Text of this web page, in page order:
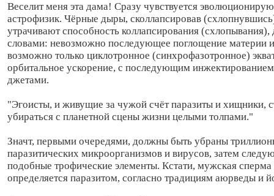
Веселит меня эта дама! Сразу чувствуется
астрофизик. Чёрные дыры, сколлапсировав
утрачивают способность коллапсирования (схлопывания),
словами: невозможно последующее поглощение материи
возможно только циклотронное (синхрофазотронное)
орбитальное ускорение, с последующим
джетами.
"Эгоисты, и живущие за чужой счёт паразиты и хищники,
убираться с планетной сцены жизни целыми толпами."
Значт, первыми очередями, должны быть убраны
паразитических микроорганизмов и вирусов, затем
подобные трофические элементы. Кстати, мужская сперма
определяется паразитом, согласно традициям аюрведы и